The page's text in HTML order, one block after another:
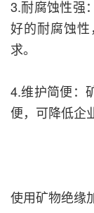
3.耐腐蚀性强
好的耐腐蚀
求。
4.维护简便：
便，可降低企
使用矿物绝缘